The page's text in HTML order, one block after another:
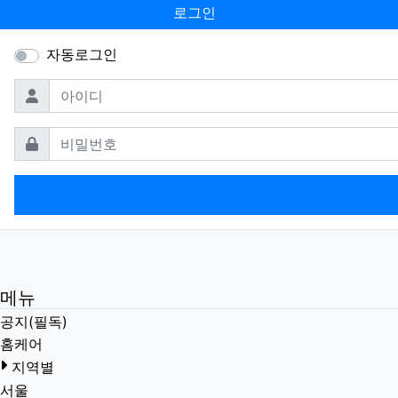
로그인
자동로그인
아이디
필수
비밀번호필수
메뉴
공지(필독)
홈케어
지역별
서울